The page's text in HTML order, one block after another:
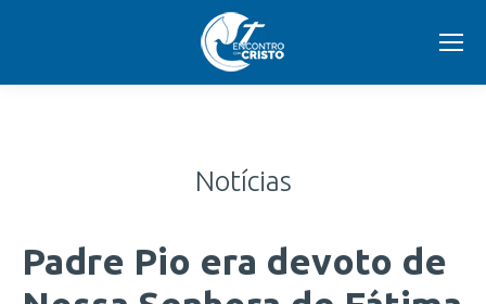
Notícias
Padre Pio era devoto de